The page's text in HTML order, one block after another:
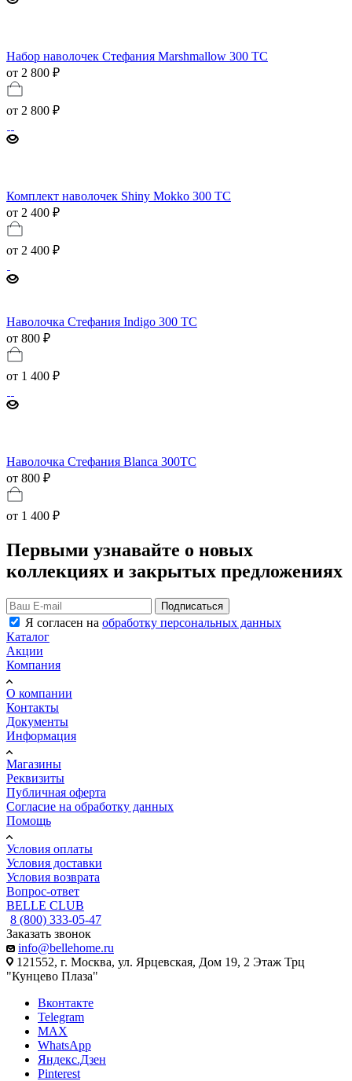
Набор наволочек Стефания Marshmallow 300 ТС
от 2 800 ₽
от 2 800 ₽
Комплект наволочек Shiny Mokko 300 TC
от 2 400 ₽
от 2 400 ₽
Наволочка Стефания Indigo 300 TC
от 800 ₽
от 1 400 ₽
Наволочка Стефания Blanca 300TC
от 800 ₽
от 1 400 ₽
Первыми узнавайте о новых
коллекциях и закрытых предложениях
Подписаться
Я согласен на обработку персональных данных
Каталог
Акции
Компания
О компании
Контакты
Документы
Информация
Магазины
Реквизиты
Публичная оферта
Согласие на обработку данных
Помощь
Условия оплаты
Условия доставки
Условия возврата
Вопрос-ответ
BELLE CLUB
8 (800) 333-05-47
Заказать звонок
info@bellehome.ru
121552, г. Москва, ул. Ярцевская, Дом 19, 2 Этаж Трц
"Кунцево Плаза"
Вконтакте
Telegram
MAX
WhatsApp
Яндекс.Дзен
Pinterest